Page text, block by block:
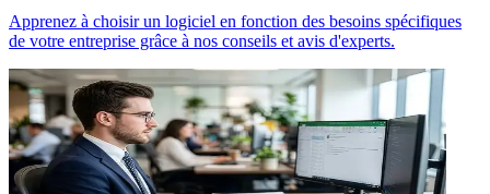
Apprenez à choisir un logiciel en fonction des besoins spécifiques
de votre entreprise grâce à nos conseils et avis d'experts.